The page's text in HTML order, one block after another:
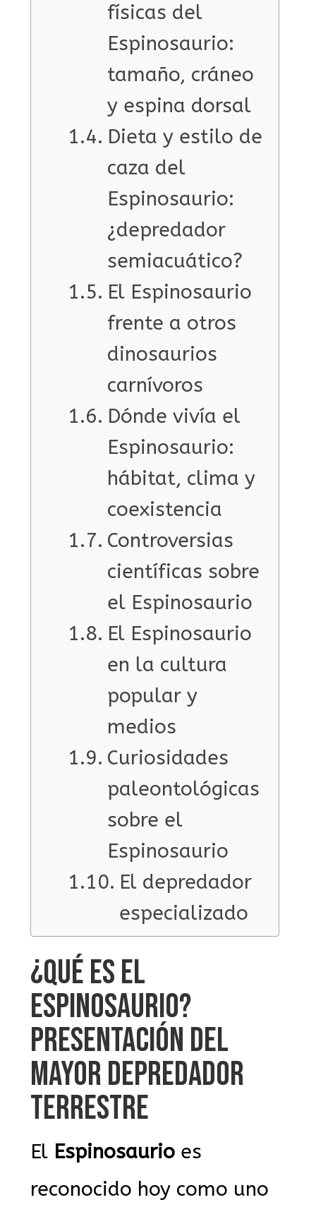
físicas del
Espinosaurio:
tamaño, cráneo
y espina dorsal
Dieta y estilo de
caza del
Espinosaurio:
¿depredador
semiacuático?
El Espinosaurio
frente a otros
dinosaurios
carnívoros
Dónde vivía el
Espinosaurio:
hábitat, clima y
coexistencia
Controversias
científicas sobre
el Espinosaurio
El Espinosaurio
en la cultura
popular y
medios
Curiosidades
paleontológicas
sobre el
Espinosaurio
El depredador
especializado
¿QUÉ ES EL
ESPINOSAURIO?
PRESENTACIÓN DEL
MAYOR DEPREDADOR
TERRESTRE
El Espinosaurio es
reconocido hoy como uno